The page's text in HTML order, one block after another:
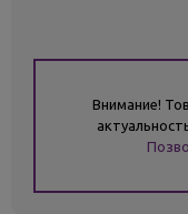
Внимание!